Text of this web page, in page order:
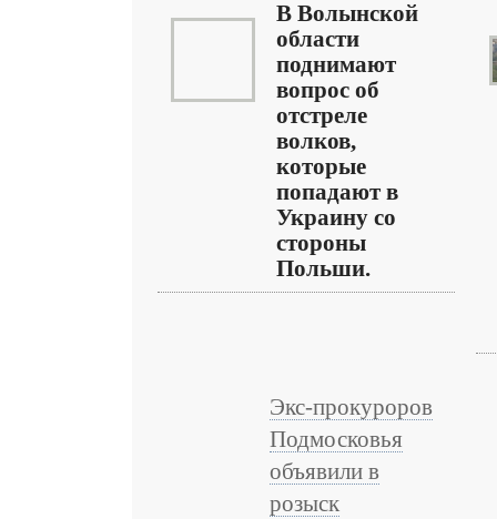
В Волынской
области
поднимают
вопрос об
отстреле
волков,
которые
попадают в
Украину со
стороны
Польши.
Экс-прокуроров
Подмосковья
объявили в
розыск